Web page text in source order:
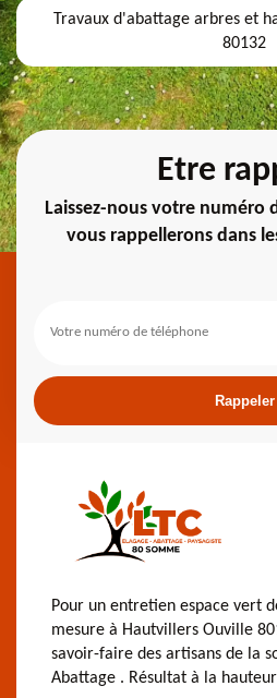
Travaux d'abattage arbres et
80132
Etre
Laissez-nous votre numéro
vous rappellerons dans
Pour un entretien espace vert
mesure à Hautvillers Ouville
savoir-faire des artisans de la
Abattage . Résultat à la